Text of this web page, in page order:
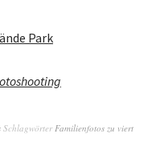
Park
SchlagwörterFamilienfotos zu viert